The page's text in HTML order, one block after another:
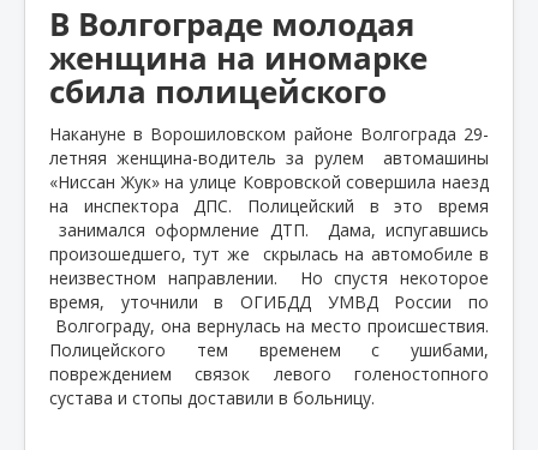
В Волгограде молодая
женщина на иномарке
сбила полицейского
Накануне в Ворошиловском районе Волгограда 29-
летняя женщина-водитель за рулем
автомашины
«Ниссан Жук» на улице Ковровской совершила наезд
на инспектора ДПС. Полицейский в это время
занимался оформление ДТП.
Дама, испугавшись
произошедшего, тут же
скрылась на автомобиле в
неизвестном направлении.
Но спустя некоторое
время, уточнили в ОГИБДД УМВД России по
Волгограду, она вернулась на место происшествия.
Полицейского тем временем с ушибами,
повреждением связок левого голеностопного
сустава и стопы доставили в больницу.